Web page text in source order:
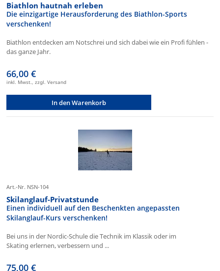
Biathlon hautnah erleben
Die einzigartige Herausforderung des Biathlon-Sports
verschenken!
Biathlon entdecken am Notschrei und sich dabei wie ein Profi fühlen -
das ganze Jahr.
66,00 €
inkl. Mwst., zzgl. Versand
In den Warenkorb
Art.-Nr. NSN-104
Skilanglauf-Privatstunde
Einen individuell auf den Beschenkten angepassten
Skilanglauf-Kurs verschenken!
Bei uns in der Nordic-Schule die Technik im Klassik oder im
Skating erlernen, verbessern und ...
75,00 €